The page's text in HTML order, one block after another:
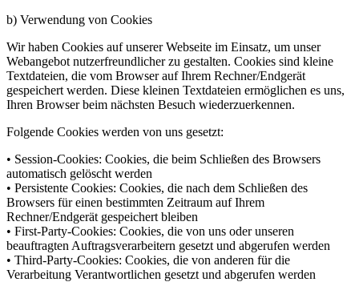
b) Verwendung von Cookies
Wir haben Cookies auf unserer Webseite im Einsatz, um unser
Webangebot nutzerfreundlicher zu gestalten. Cookies sind kleine
Textdateien, die vom Browser auf Ihrem Rechner/Endgerät
gespeichert werden. Diese kleinen Textdateien ermöglichen es uns,
Ihren Browser beim nächsten Besuch wiederzuerkennen.
Folgende Cookies werden von uns gesetzt:
• Session-Cookies: Cookies, die beim Schließen des Browsers
automatisch gelöscht werden
• Persistente Cookies: Cookies, die nach dem Schließen des
Browsers für einen bestimmten Zeitraum auf Ihrem
Rechner/Endgerät gespeichert bleiben
• First-Party-Cookies: Cookies, die von uns oder unseren
beauftragten Auftragsverarbeitern gesetzt und abgerufen werden
• Third-Party-Cookies: Cookies, die von anderen für die
Verarbeitung Verantwortlichen gesetzt und abgerufen werden